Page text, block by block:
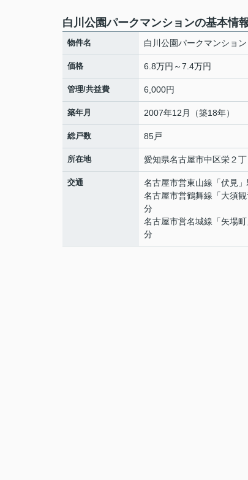
白川公園パークマンションの基本情
物件名 白川公園パークマンション
価格 6.8万円～7.4万円
管理/共益費 6,000円
築年月 2007年12月（築18年）
総戸数 85戸
所在地 愛知県名古屋市中区栄２
交通 名古屋市営東山線 「伏見
名古屋市営鶴舞線 「大須
分
名古屋市営名城線 「矢場町
分